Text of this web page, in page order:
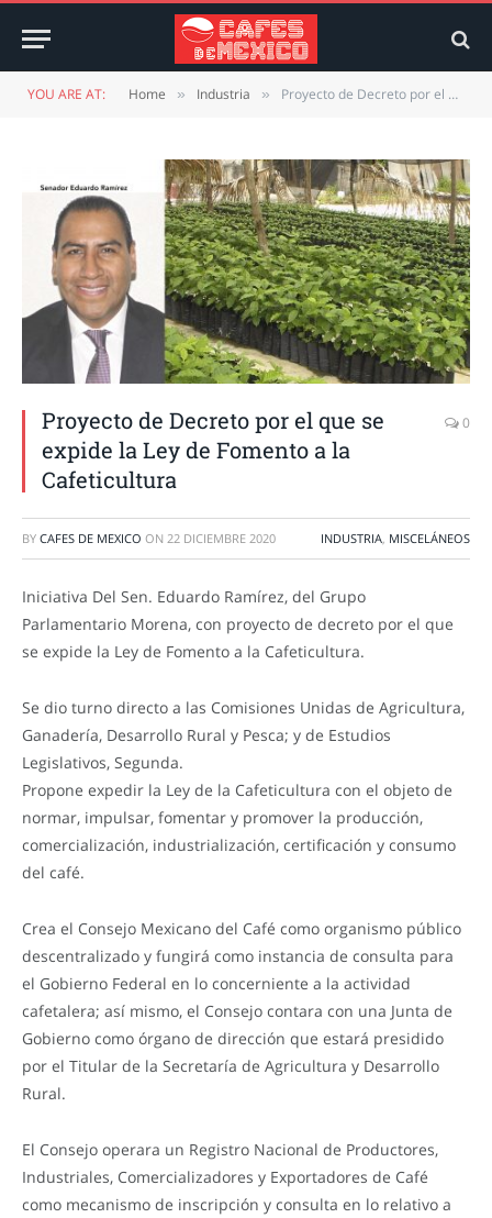
YOU ARE AT: Home » Industria » Proyecto de Decreto por el que se expide la Ley de Fomento a la Cafeticultura
Proyecto de Decreto por el que se
expide la Ley de Fomento a la
Cafeticultura
0
BY CAFES DE MEXICO ON 22 DICIEMBRE 2020 INDUSTRIA, MISCELÁNEOS
Iniciativa Del Sen. Eduardo Ramírez, del Grupo
Parlamentario Morena, con proyecto de decreto por el que
se expide la Ley de Fomento a la Cafeticultura.
Se dio turno directo a las Comisiones Unidas de Agricultura,
Ganadería, Desarrollo Rural y Pesca; y de Estudios
Legislativos, Segunda.
Propone expedir la Ley de la Cafeticultura con el objeto de
normar, impulsar, fomentar y promover la producción,
comercialización, industrialización, certificación y consumo
del café.
Crea el Consejo Mexicano del Café como organismo público
descentralizado y fungirá como instancia de consulta para
el Gobierno Federal en lo concerniente a la actividad
cafetalera; así mismo, el Consejo contara con una Junta de
Gobierno como órgano de dirección que estará presidido
por el Titular de la Secretaría de Agricultura y Desarrollo
Rural.
El Consejo operara un Registro Nacional de Productores,
Industriales, Comercializadores y Exportadores de Café
como mecanismo de inscripción y consulta en lo relativo a